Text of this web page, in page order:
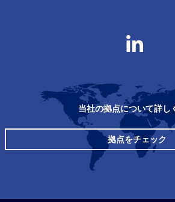
当社の拠点について詳し
拠点をチェック